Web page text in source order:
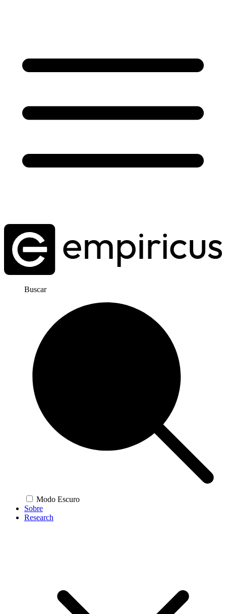
Buscar
Modo Escuro
Sobre
Research